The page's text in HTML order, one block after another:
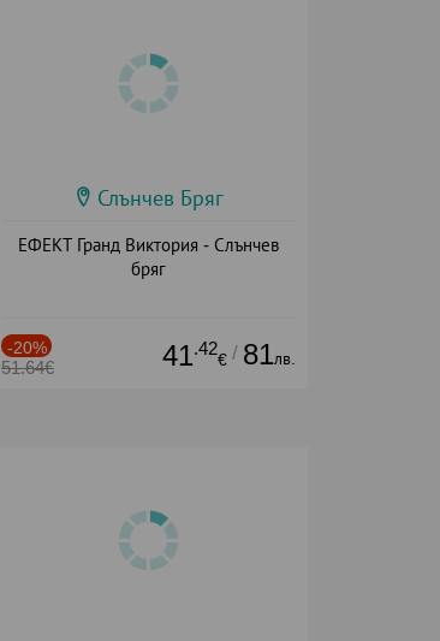
Слънчев Бряг
ЕФЕКТ Гранд Виктория - Слънчев
бряг
-20%
51.64€ 41.42
€ / 81лв.